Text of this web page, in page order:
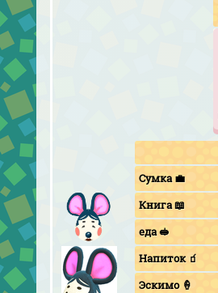
Сумка 💼
Книга 📖
еда 🥪
Напиток 🧃
Эскимо 🍦